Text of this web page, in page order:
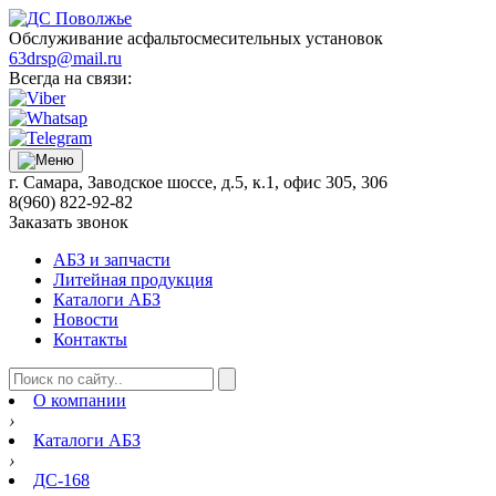
Обслуживание асфальтосмесительных установок
63drsp@mail.ru
Всегда на связи:
г. Самара, Заводское шоссе, д.5, к.1, офис 305, 306
8(960) 822-92-82
Заказать звонок
АБЗ и запчасти
Литейная продукция
Каталоги АБЗ
Новости
Контакты
О компании
›
Каталоги АБЗ
›
ДС-168